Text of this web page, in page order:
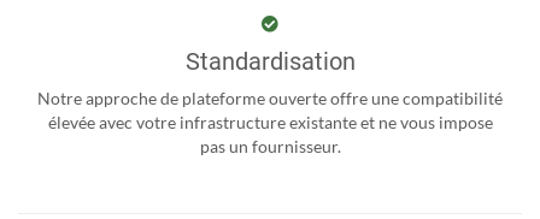
Standardisation
Notre approche de plateforme ouverte offre une compatibilité
élevée avec votre infrastructure existante et ne vous impose
pas un fournisseur.